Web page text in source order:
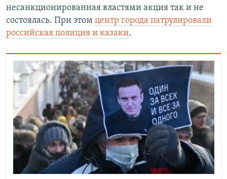
несанкционированная властями акция так и не
состоялась. При этом центр города патрулировали
российская полиция и казаки.